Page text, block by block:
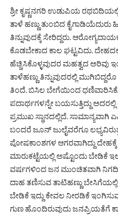
ಶ್ರೀ ಕೃಷ್ಣನಗರಿ ಉಡುಪಿಯ ರಥಬಿದಿಯಲ್ಲಿ
ತಾಳೆ ಹಣ್ಣು ತುಂಬಿದ
ತಿನ್ನುವುದಕ್ಕೆ ಸೇರಿದ್ದರು.
ಕೊಡಬೇಕಾದ ಕಾಲ ಘಟ್ಟವಿದು.
ಹೆಚ್ಚಿಸಿಕೊಳ್ಳವುದರ ಮಹತ್ವದ ಅರಿವು
ತಾಳೆಹಣ್ಣು ತಿನ್ನುವುದರಲ್ಲಿ
ತಿಂದೆ. ಬಿಸಿಲ ಬೇಗೆಯಿಂದ
ಪದಾರ್ಥಗಳನ್ನೇ ಬಯಸುತ್ತಿದ್ದು
ಪ್ರಮುಖ ಸ್ಥಾನದಲ್ಲಿದೆ. ಸಾಮಾನ್ಯವಾಗಿ
ಬಂದರೆ ಜೂನ್‌ ಜುಲೈವರೆಗೂ
ಪೋಷಕಾಂಶಗಳ ಆಗರವಾಗಿದ್ದು ದೇಹಕ್ಕೆ
ಮಾರುಕಟ್ಟೆಯಲ್ಲಿ ಅಷ್ಟೊಂದು ಬೇಡಿಕೆ
ವರ್ಷಗಳಿಂದ ಜನ ಮುಂಚಿತವಾಗಿ
ದಾಹ ತಣಿಸುವ ತಾಟಿಹಣ್ಣು
‌ಬೇಡಿಕೆ ಇದ್ದು ಕೇವಲ ನೀರಡಿಕೆ
ಗುಣ ಹೊಂದಿರುವುದು ಜನಪ್ರಿಯತೆಗೆ